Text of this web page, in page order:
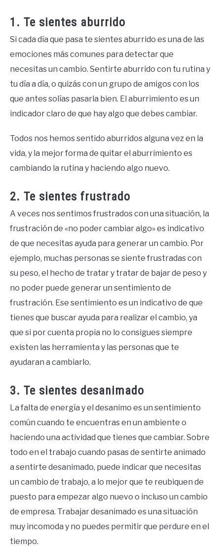
1. Te sientes aburrido
Si cada día que pasa te sientes aburrido es una de las
emociones más comunes para detectar que
necesitas un cambio. Sentirte aburrido con tu rutina y
tu día a día, o quizás con un grupo de amigos con los
que antes solías pasarla bien. El aburrimiento es un
indicador claro de que hay algo que debes cambiar.
Todos nos hemos sentido aburridos alguna vez en la
vida, y la mejor forma de quitar el aburrimiento es
cambiando la rutina y haciendo algo nuevo.
2. Te sientes frustrado
A veces nos sentimos frustrados con una situación, la
frustración de «no poder cambiar algo» es indicativo
de que necesitas ayuda para generar un cambio. Por
ejemplo, muchas personas se siente frustradas con
su peso, el hecho de tratar y tratar de bajar de peso y
no poder puede generar un sentimiento de
frustración. Ese sentimiento es un indicativo de que
tienes que buscar ayuda para realizar el cambio, ya
que si por cuenta propia no lo consigues siempre
existen las herramienta y las personas que te
ayudaran a cambiarlo.
3. Te sientes desanimado
La falta de energía y el desanimo es un sentimiento
común cuando te encuentras en un ambiente o
haciendo una actividad que tienes que cambiar. Sobre
todo en el trabajo cuando pasas de sentirte animado
a sentirte desanimado, puede indicar que necesitas
un cambio de trabajo, a lo mejor que te reubiquen de
puesto para empezar algo nuevo o incluso un cambio
de empresa. Trabajar desanimado es una situación
muy incomoda y no puedes permitir que perdure en el
tiempo.